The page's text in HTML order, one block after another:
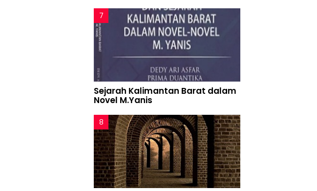
Sejarah Kalimantan Barat dalam
Novel M.Yanis